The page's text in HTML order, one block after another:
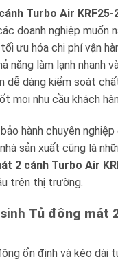
Turbo Air KRF25-
doanh nghiệp muốn
ưu hóa chi phí vận
năng làm lạnh nhanh
dễ dàng kiểm soát
mọi nhu cầu khách
hành chuyên
sản xuất cũng là
2 cánh Turbo Air
trên thị trường.
Tủ đông mát
ổn định và kéo dài